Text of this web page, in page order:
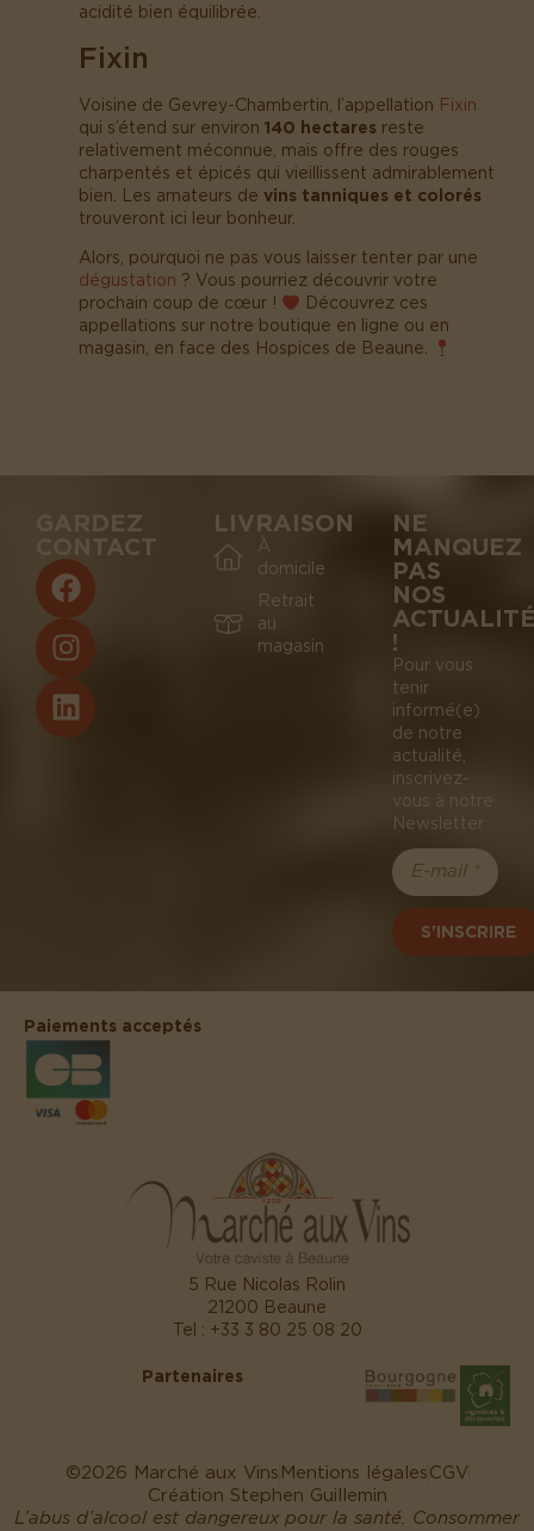
acidité bien équilibrée.
Fixin
Voisine de Gevrey-Chambertin, l’appellation Fixin
qui s’étend sur environ 140 hectares reste
relativement méconnue, mais offre des rouges
charpentés et épicés qui vieillissent admirablement
bien. Les amateurs devins tanniques et colorés
trouveront ici leur bonheur.
Alors, pourquoi ne pas vous laisser tenter par une
dégustation ? Vous pourriez découvrir votre
prochain coup de cœur !
Découvrez ces
appellations sur notre boutique en ligne ou en
magasin, en face des Hospices de Beaune.
GARDEZ
CONTACT
LIVRAISON
À
domicile
Retrait
au
magasin
NE
MANQUEZ
PAS
NOS
!
Pour vous
tenir
informé(e)
de notre
actualité,
inscrivez-
vous à notre
Newsletter
S'INSCRIRE
Paiements acceptés
5 Rue Nicolas Rolin
21200 Beaune
Tel : +33 3 80 25 08 20
Partenaires
©2026 Marché aux Vins Mentions légalesCGV
Création Stephen Guillemin
L’abus d’alcool est dangereux pour la santé. Consommer